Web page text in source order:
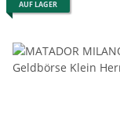
AUF LAGER